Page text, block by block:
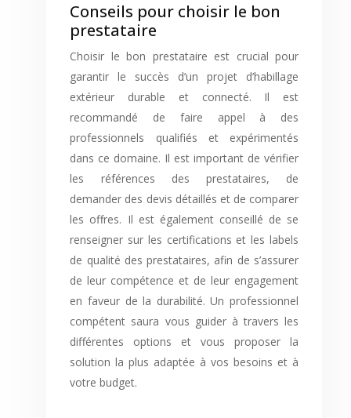
Conseils pour choisir le bon
prestataire
Choisir le bon prestataire est crucial pour
garantir le succès d’un projet d’habillage
extérieur durable et connecté. Il est
recommandé de faire appel à des
professionnels qualifiés et expérimentés
dans ce domaine. Il est important de vérifier
les références des prestataires, de
demander des devis détaillés et de comparer
les offres. Il est également conseillé de se
renseigner sur les certifications et les labels
de qualité des prestataires, afin de s’assurer
de leur compétence et de leur engagement
en faveur de la durabilité. Un professionnel
compétent saura vous guider à travers les
différentes options et vous proposer la
solution la plus adaptée à vos besoins et à
votre budget.